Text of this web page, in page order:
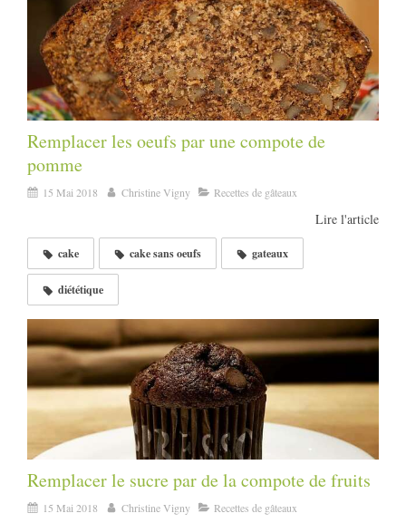
Remplacer les oeufs par une compote de
pomme
15 Mai 2018 Christine Vigny Recettes de gâteaux
Lire l'article
cake cake sans oeufs gateaux
diététique
Remplacer le sucre par de la compote de fruits
15 Mai 2018 Christine Vigny Recettes de gâteaux